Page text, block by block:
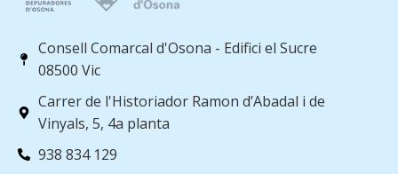
Consell Comarcal d'Osona - Edifici el Sucre
08500 Vic
Carrer de l'Historiador Ramon d’Abadal i de
Vinyals, 5, 4a planta
938 834 129